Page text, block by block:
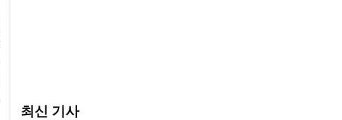
최신 기사